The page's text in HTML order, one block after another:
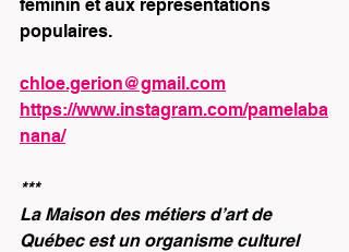
féminin et aux représentations
populaires.
chloe.gerion@gmail.com
https://www.instagram.com/pamelaba
nana/
***
La Maison des métiers d’art de
Québec est un organisme culturel